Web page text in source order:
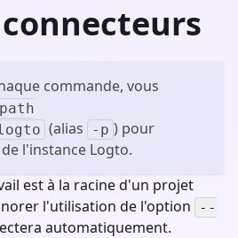
commande, vous
(alias -p ) pour
l'instance Logto.
est à la racine d'un projet
l'utilisation de l'option
--
automatiquement.